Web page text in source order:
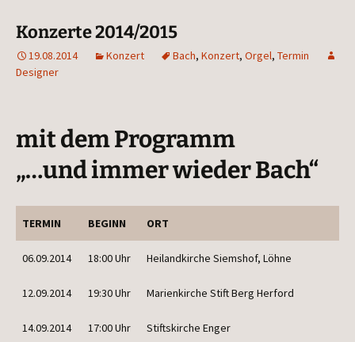
Konzerte 2014/2015
19.08.2014 Konzert Bach, Konzert, Orgel, Termin
Designer
mit dem Programm
„…und immer wieder Bach“
TER­MIN BEGINN ORT
06.09.2014 18:00 Uhr Hei­land­kir­che Siems­hof, Löhne
12.09.2014 19:30 Uhr Mari­en­kir­che Stift Berg Herford
14.09.2014 17:00 Uhr Stifts­kir­che Enger